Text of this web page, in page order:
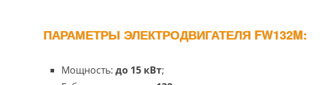
ПАРАМЕТРЫ ЭЛЕКТРОДВИГАТЕЛЯ FW132M:
Мощность: до 15 кВт;